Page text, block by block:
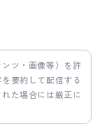
ツ・画像等）を許
要約して配信する
た場合には厳正に